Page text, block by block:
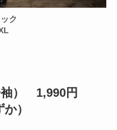
ク
袖） 1,990円
）